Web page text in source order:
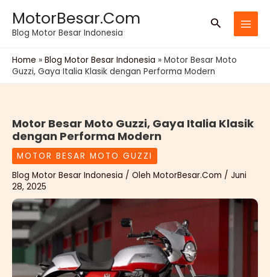
konten
MotorBesar.Com
Blog Motor Besar Indonesia
Cari
Home » Blog Motor Besar Indonesia » Motor Besar Moto
Guzzi, Gaya Italia Klasik dengan Performa Modern
Motor Besar Moto Guzzi, Gaya Italia Klasik
dengan Performa Modern
MOTOR BESAR MOTO GUZZI
Blog Motor Besar Indonesia / Oleh MotorBesar.Com / Juni
28, 2025